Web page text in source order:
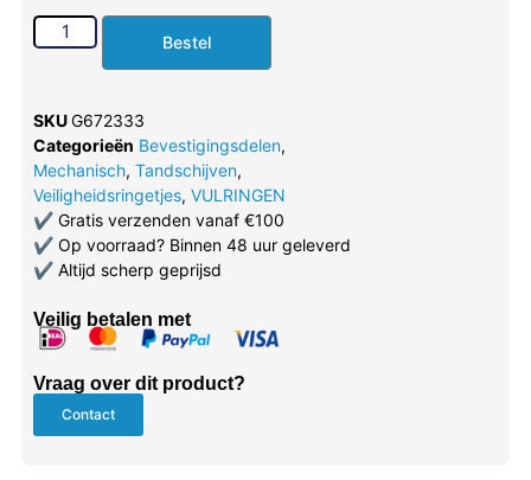
Bestel
SKUG672333
Categorieën Bevestigingsdelen,
Mechanisch, Tandschijven,
Veiligheidsringetjes, VULRINGEN
✔Gratis verzenden vanaf €100
✔Op voorraad? Binnen 48 uur geleverd
✔Altijd scherp geprijsd
Veilig betalen met
Vraag over dit product?
Contact